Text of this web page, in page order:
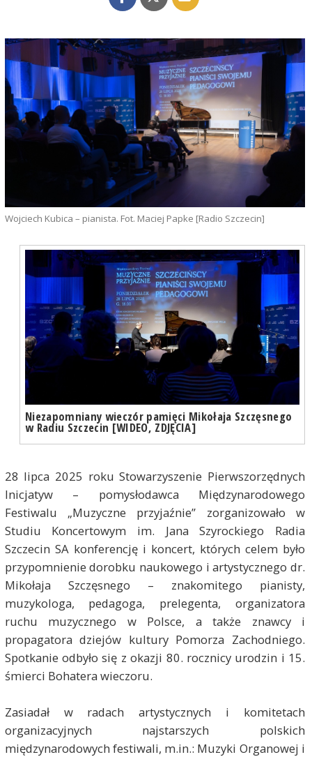
Wojciech Kubica – pianista. Fot. Maciej Papke [Radio Szczecin]
Niezapomniany wieczór pamięci Mikołaja Szczęsnego
w Radiu Szczecin [WIDEO, ZDJĘCIA]
28 lipca 2025 roku Stowarzyszenie Pierwszorzędnych
Inicjatyw – pomysłodawca Międzynarodowego
Festiwalu „Muzyczne przyjaźnie” zorganizowało w
Studiu Koncertowym im. Jana Szyrockiego Radia
Szczecin SA konferencję i koncert, których celem było
przypomnienie dorobku naukowego i artystycznego dr.
Mikołaja Szczęsnego – znakomitego pianisty,
muzykologa, pedagoga, prelegenta, organizatora
ruchu muzycznego w Polsce, a także znawcy i
propagatora dziejów kultury Pomorza Zachodniego.
Spotkanie odbyło się z okazji 80. rocznicy urodzin i 15.
śmierci Bohatera wieczoru.
Zasiadał w radach artystycznych i komitetach
organizacyjnych najstarszych polskich
międzynarodowych festiwali, m.in.: Muzyki Organowej i